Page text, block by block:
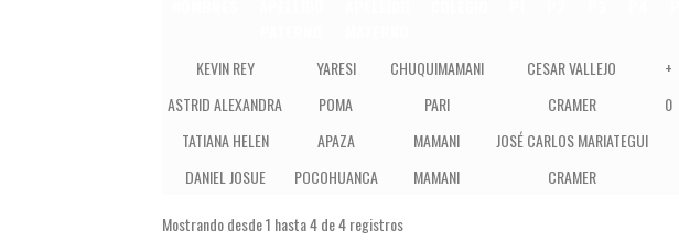
NOMBRES
APELLIDO
APELLIDO
COLEGIO P1
KEVIN REY YARESI CHUQUIMAMANI CESAR VALLEJO +
ASTRID ALEXANDRA
POMA PARI CRAMER 0
TATIANA HELEN
APAZA MAMANI
JOSÉ CARLOS MARIATEGUI
DANIEL JOSUE
POCOHUANCA MAMANI CRAMER
Mostrando desde 1 hasta 4 de 4 registros